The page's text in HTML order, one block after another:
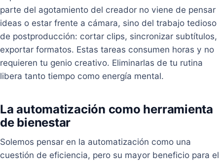
parte del agotamiento del creador no viene de pensar
ideas o estar frente a cámara, sino del trabajo tedioso
de postproducción: cortar clips, sincronizar subtítulos,
exportar formatos. Estas tareas consumen horas y no
requieren tu genio creativo. Eliminarlas de tu rutina
libera tanto tiempo como energía mental.
La automatización como herramienta
de bienestar
Solemos pensar en la automatización como una
cuestión de eficiencia, pero su mayor beneficio para el